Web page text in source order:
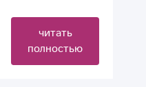
читать
полностью